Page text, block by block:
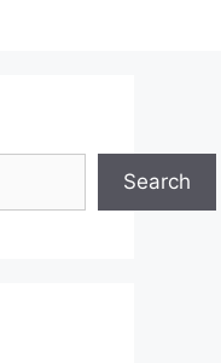
Search